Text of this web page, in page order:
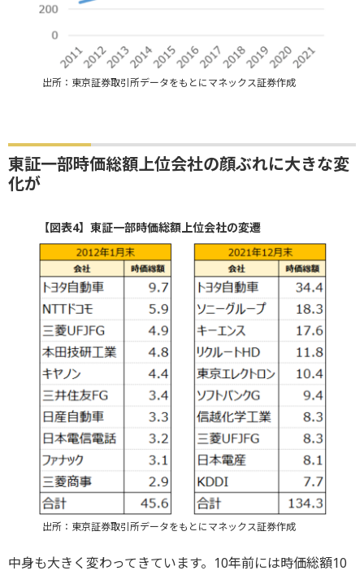
出所：東京証券取引所データをもとにマネックス証券作成
東証一部時価総額上位会社の顔ぶれに大きな変
化が
【図表4】東証一部時価総額上位会社の変遷
出所：東京証券取引所データをもとにマネックス証券作成
中身も大きく変わってきています。10年前には時価総額10